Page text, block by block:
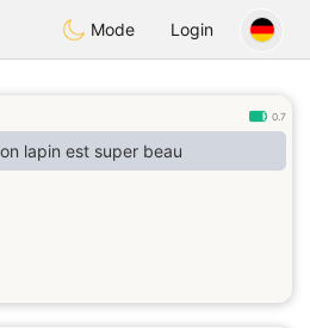
AnimourMode Login
0.7
lapin est super beau